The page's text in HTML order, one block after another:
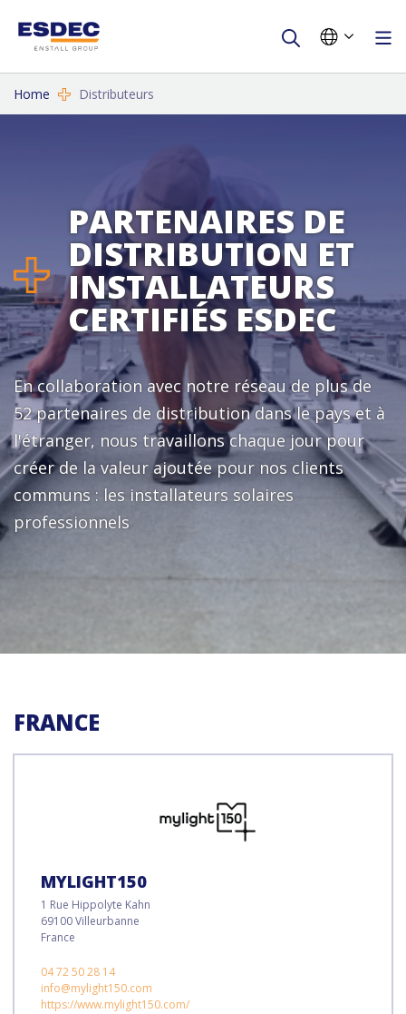
Home Distributeurs
PARTENAIRES DE
DISTRIBUTION ET
INSTALLATEURS
CERTIFIÉS ESDEC
En collaboration avec notre réseau de plus de
52 partenaires de distribution dans le pays et à
l'étranger, nous travaillons chaque jour pour
créer de la valeur ajoutée pour nos clients
communs : les installateurs solaires
professionnels
FRANCE
MYLIGHT150
1 Rue Hippolyte Kahn
69100 Villeurbanne
France
04 72 50 28 14
info@mylight150.com
https://www.mylight150.com/